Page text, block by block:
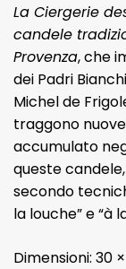
La Ciergerie
candele
Provenza, che
dei Padri
Michel de
traggono
accumulato
queste
secondo
la louche” e “à
Dimensioni: 30